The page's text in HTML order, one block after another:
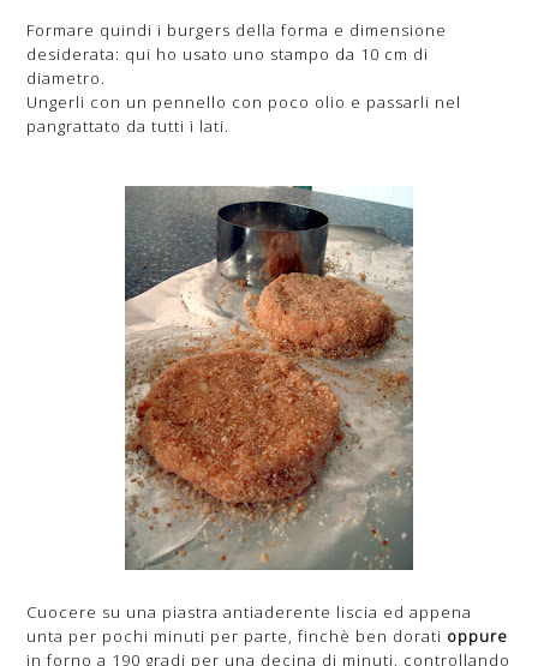
Formare quindi i burgers della forma e dimensione
desiderata: qui ho usato uno stampo da 10 cm di
diametro.
Ungerli con un pennello con poco olio e passarli nel
pangrattato da tutti i lati.
Cuocere su una piastra antiaderente liscia ed appena
unta per pochi minuti per parte, finchè ben dorati oppure
in forno a 190 gradi per una decina di minuti, controllando